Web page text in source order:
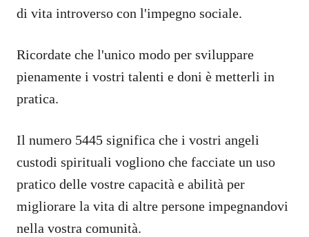
di vita introverso con l'impegno sociale.
Ricordate che l'unico modo per sviluppare
pienamente i vostri talenti e doni è metterli in
pratica.
Il numero 5445 significa che i vostri angeli
custodi spirituali vogliono che facciate un uso
pratico delle vostre capacità e abilità per
migliorare la vita di altre persone impegnandovi
nella vostra comunità.